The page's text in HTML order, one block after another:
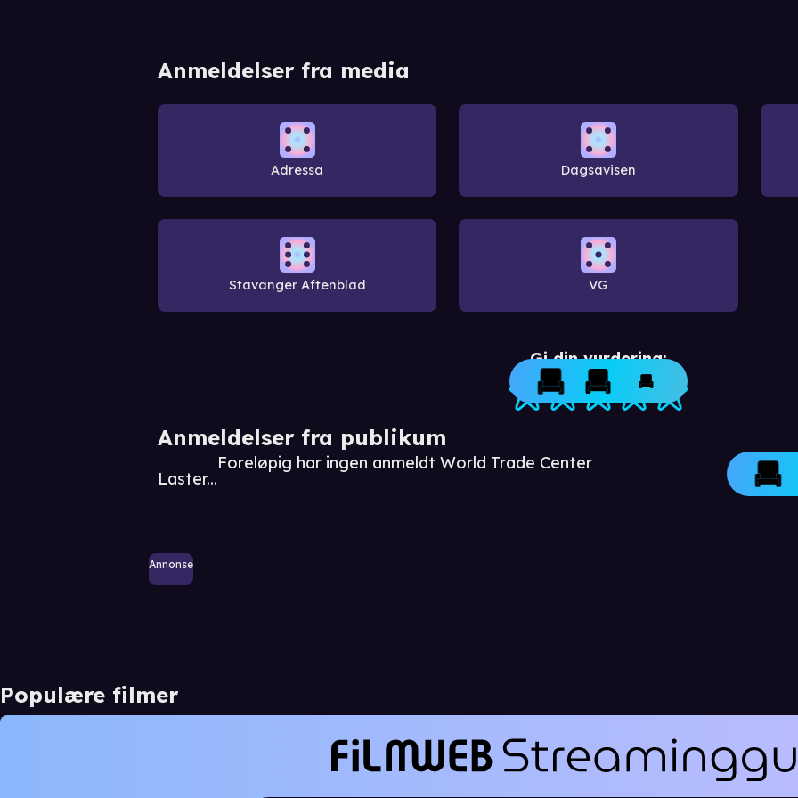
Anmeldelser fra media
Adressa Dagsavisen
Stavanger Aftenblad VG
Gi din vurdering:
Anmeldelser fra publikum
Laster...
Foreløpig har ingen anmeldt World Trade Center
Annonse
Populære filmer